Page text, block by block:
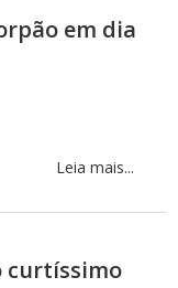
em dia
Leia mais...
curtíssimo